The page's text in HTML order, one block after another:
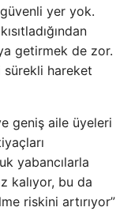
yer yok.
getirmek de zor.
hareket
geniş aile üyeleri
yabancılarla
kalıyor, bu da
riskini artırıyor”